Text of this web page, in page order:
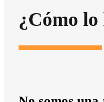
¿Cómo lo